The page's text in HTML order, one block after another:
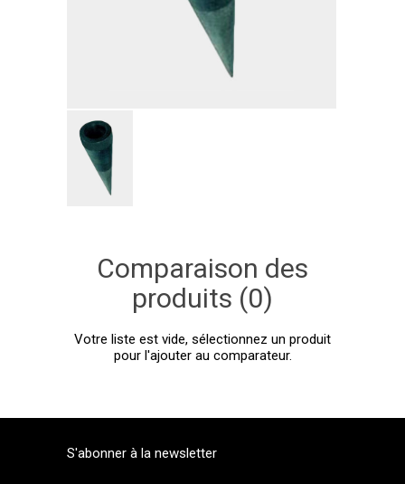
Comparaison des
produits (0)
Votre liste est vide, sélectionnez un produit
pour l'ajouter au comparateur.
S'abonner à la newsletter